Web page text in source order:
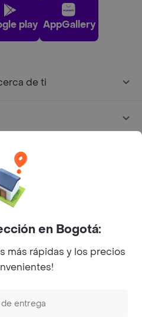
play AppGallery
de ti
Twitter
Instagram
All rights reserved.
en Bogotá:
más rápidas y los precios